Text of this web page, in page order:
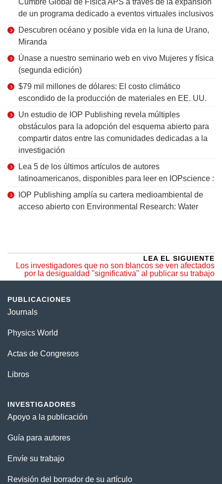
Cumbre Global de Física APS a través de la expansión
de un programa dedicado a eventos virtuales inclusivos
Descubren océano y posible vida en la luna de Urano,
Miranda
Únase a nuestro seminario web en vivo Mujeres y física
(segunda edición)
$79 mil millones de dólares: El costo climático
escondido de la producción de materiales en EE. UU.
Un estudio de IOP Publishing revela múltiples
obstáculos para la adopción del esquema abierto para
compartir datos entre las comunidades dedicadas a la
investigación
Lea 5 de los últimos artículos de autores
latinoamericanos, disponibles para leer en IOPscience :
IOP Publishing amplía su cartera medioambiental de
acceso abierto con Environmental Research: Water
LEA EL SIGUIENTE
Los investigadores que no son blancos se ven afectados
por la desigualdad "significativa" al publicar su trabajo
PUBLICACIONES
Journals
Physics World
Actas de Congresos
Libros
INVESTIGADORES
Apoyo a la publicación
Guía para autores
Envíe su trabajo
Revisión del borrador de su artículo